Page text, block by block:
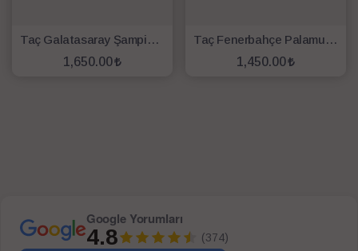
Taç Galatasaray Şampiyon 25. Yıl Lisanslı Battaniye
1,650.00
Taç Fenerbahçe Palamut Logo Lisanslı Battaniye
1,450.00
Google Yorumları
4.8 (374)